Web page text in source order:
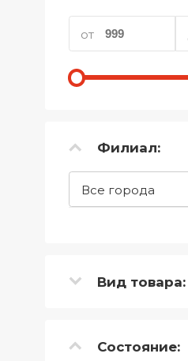
от
Филиал:
Все города
Вид товара:
Состояние: